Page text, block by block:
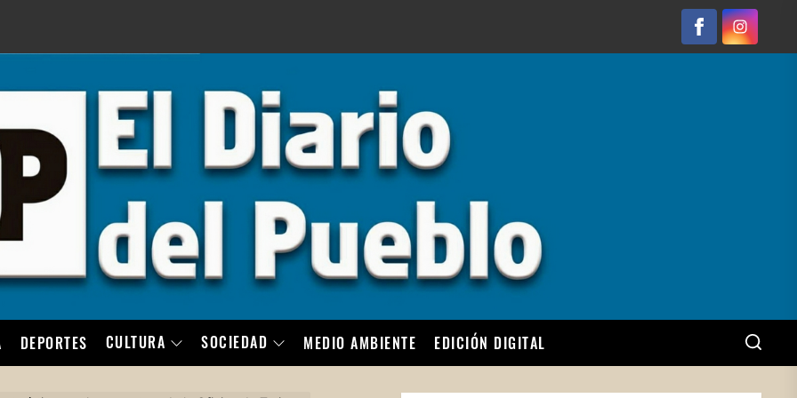
FacebookInstagram
DEPORTES CULTURA SOCIEDAD MEDIO AMBIENTE EDICIÓN DIGITAL